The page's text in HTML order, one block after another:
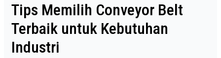
Tips Memilih Conveyor Belt
Terbaik untuk Kebutuhan
Industri